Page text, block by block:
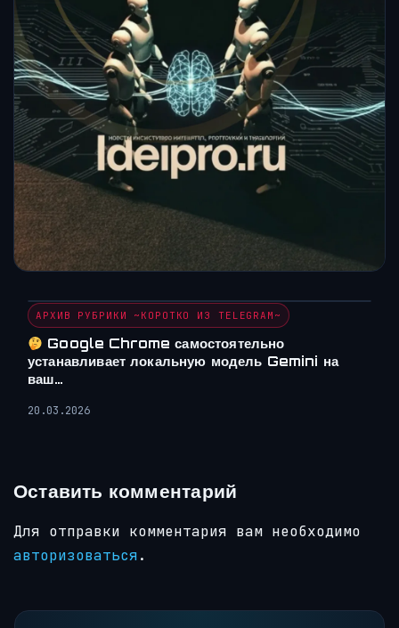
АРХИВ РУБРИКИ ~КОРОТКО ИЗ TELEGRAM~
Google Chrome самостоятельно
устанавливает локальную модель Gemini на
ваш…
20.03.2026
Оставить комментарий
Для отправки комментария вам необходимо
авторизоваться.